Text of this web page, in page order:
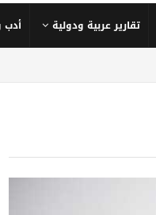
تقارير عربية ودولية أدب